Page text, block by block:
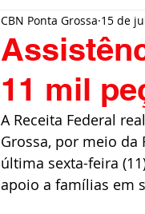
Emprego Campos
Rodovias
Tecnologia
11 mil
CBN Ponta Grossa 15 de
A Receita Federal
Grossa, por meio da
última sexta-feira
apoio a famílias em